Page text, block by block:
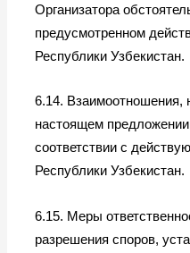
Организатора
предусмотренном
Республики Узбекистан.
6.14. Взаимоотношения,
настоящем
соответствии с
Республики Узбекистан.
6.15. Меры
разрешения споров,